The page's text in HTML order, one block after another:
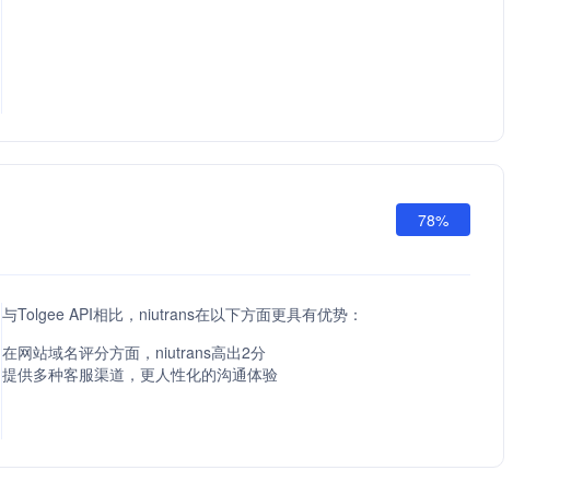
78%
与Tolgee API相比，niutrans在以下方面更具有优势：
在网站域名评分方面，niutrans高出2分
提供多种客服渠道，更人性化的沟通体验